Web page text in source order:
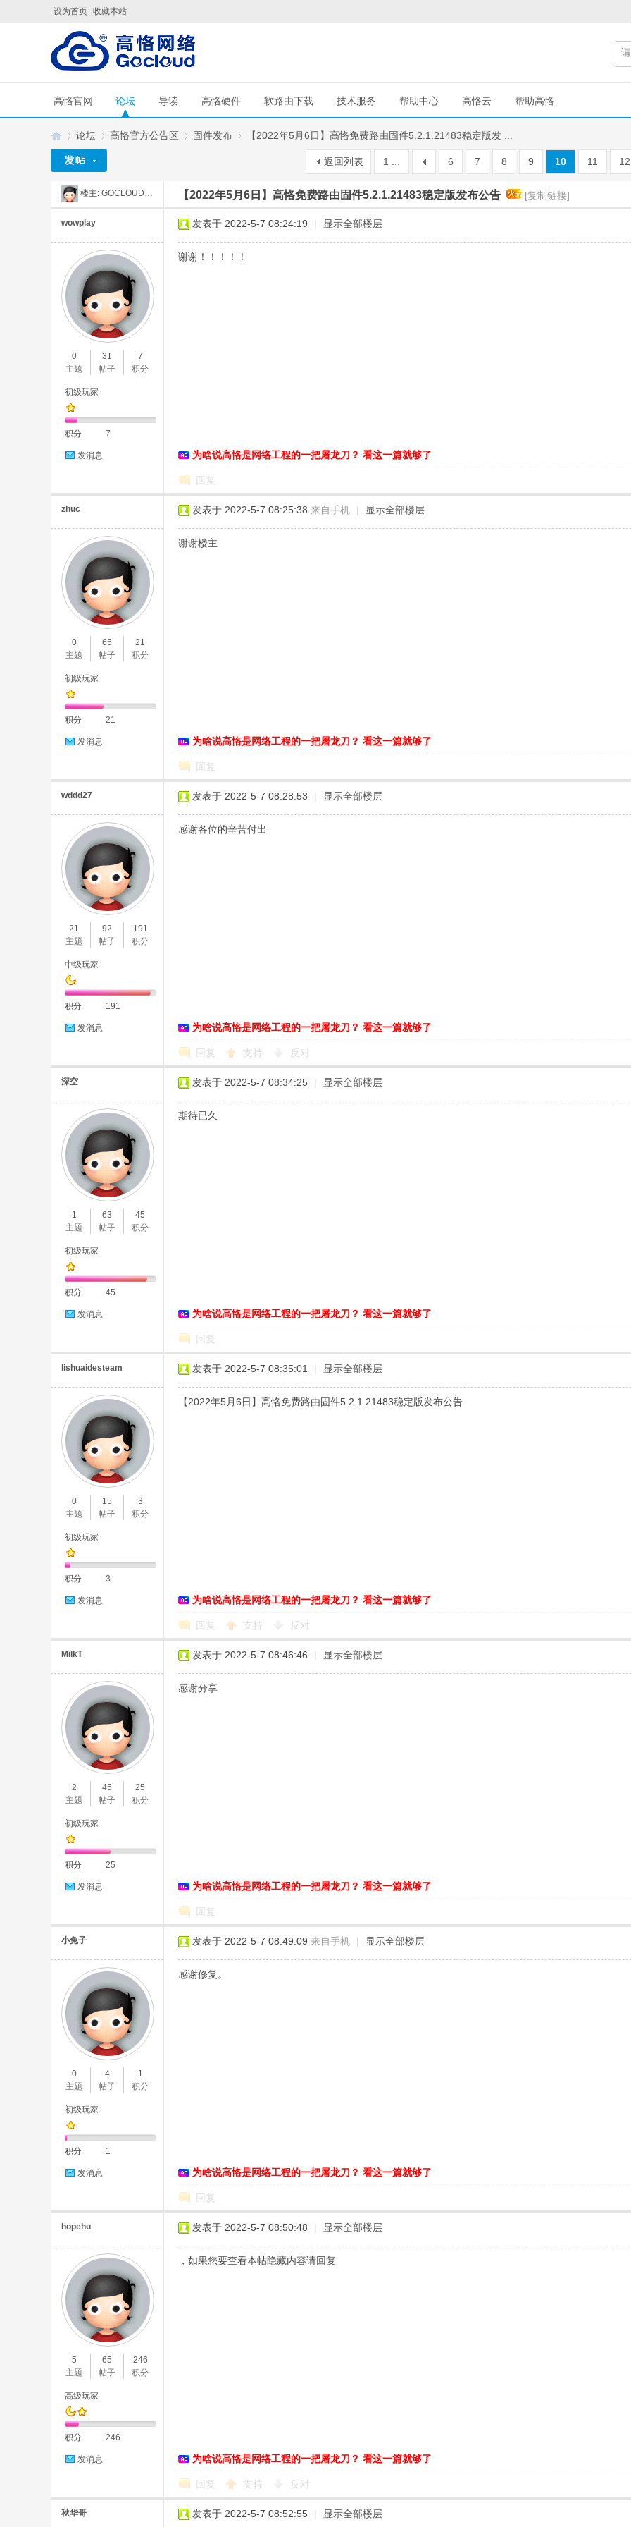
设为首页 收藏本站
高恪官网 论坛 导读 高恪硬件 软路由下载 技术服务 帮助中心 高恪云 帮助高恪
»
论坛
›
高恪官方公告区 固件发布
›
【2022年5月6日】高恪免费路由固件5.2.1.21483稳定版发 ...
1 ... 6 7 8 9 10 11 12
返回列表
楼主: GOCLOUD刘工 【2022年5月6日】高恪免费路由固件5.2.1.21483稳定版发布公告 [复制链接]
wowplay
0
主题
31
帖子
7
积分
初级玩家
积分 7
发消息
发表于 2022-5-7 08:24:19 | 显示全部楼层
谢谢！！！！！
为啥说高恪是网络工程的一把屠龙刀？ 看这一篇就够了
回复
zhuc
0
主题
65
帖子
21
积分
初级玩家
积分 21
发消息
发表于 2022-5-7 08:25:38 来自手机 | 显示全部楼层
谢谢楼主
为啥说高恪是网络工程的一把屠龙刀？ 看这一篇就够了
回复
wddd27
21
主题
92
帖子
191
积分
中级玩家
积分 191
发消息
发表于 2022-5-7 08:28:53 | 显示全部楼层
感谢各位的辛苦付出
为啥说高恪是网络工程的一把屠龙刀？ 看这一篇就够了
回复 支持 反对
深空
1
主题
63
帖子
45
积分
初级玩家
积分 45
发消息
发表于 2022-5-7 08:34:25 | 显示全部楼层
期待已久
为啥说高恪是网络工程的一把屠龙刀？ 看这一篇就够了
回复
lishuaidesteam
0
主题
15
帖子
3
积分
初级玩家
积分 3
发消息
发表于 2022-5-7 08:35:01 | 显示全部楼层
【2022年5月6日】高恪免费路由固件5.2.1.21483稳定版发布公告
为啥说高恪是网络工程的一把屠龙刀？ 看这一篇就够了
回复 支持 反对
MilkT
2
主题
45
帖子
25
积分
初级玩家
积分 25
发消息
发表于 2022-5-7 08:46:46 | 显示全部楼层
感谢分享
为啥说高恪是网络工程的一把屠龙刀？ 看这一篇就够了
回复
小兔子
0
主题
4
帖子
1
积分
初级玩家
积分 1
发消息
发表于 2022-5-7 08:49:09 来自手机 | 显示全部楼层
感谢修复。
为啥说高恪是网络工程的一把屠龙刀？ 看这一篇就够了
回复
hopehu
5
主题
65
帖子
246
积分
高级玩家
积分 246
发消息
发表于 2022-5-7 08:50:48 | 显示全部楼层
，如果您要查看本帖隐藏内容请回复
为啥说高恪是网络工程的一把屠龙刀？ 看这一篇就够了
回复 支持 反对
秋华哥 发表于 2022-5-7 08:52:55 | 显示全部楼层